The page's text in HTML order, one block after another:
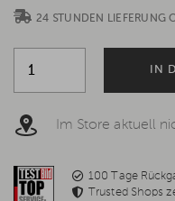
24 STUNDEN LIEFERUNG
IN
Im Store aktuell
100 Tage
Trusted Shops